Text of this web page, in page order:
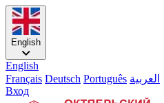
English
English
Français Deutsch Português العربية
Вход